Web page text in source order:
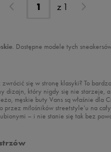
z 1
. Dostępne modele tych
się w stronę klasyki? To
dizajn, który nigdy się nie starzeje,
męskie buty Vans są właśnie dla
miłośników streetstyle’u na
– i nie stanie się tak bez